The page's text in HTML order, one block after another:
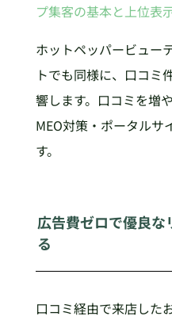
プ集客の基本と上位表
ホットペッパービュー
トでも同様に、口コミ
響します。口コミを増
MEO対策・ポータルサ
す。
広告費ゼロで優良な
る
口コミ経由で来店した